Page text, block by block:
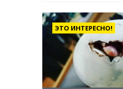
ЭТО ИНТЕРЕСНО!